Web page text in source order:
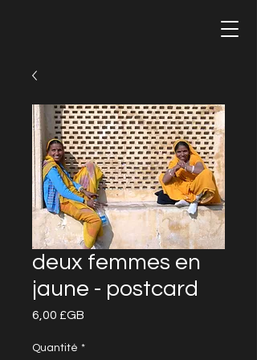
deux femmes en
jaune - postcard
6,00 £GB
Quantité *